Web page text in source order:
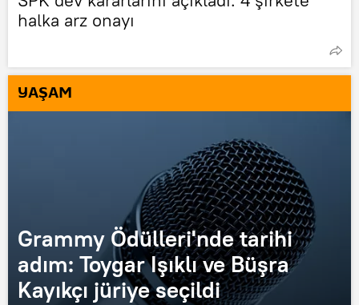
halka arz onayı
YAŞAM
Grammy Ödülleri'nde tarihi
adım: Toygar Işıklı ve Büşra
Kayıkçı jüriye seçildi